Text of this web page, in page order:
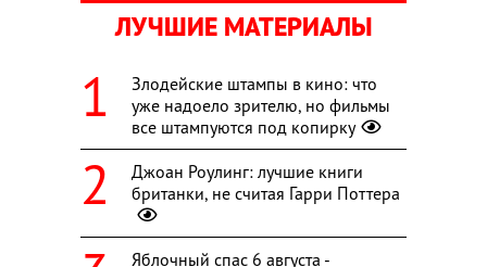
ЛУЧШИЕ МАТЕРИАЛЫ
Злодейские штампы в кино: что
уже надоело зрителю, но фильмы
все штампуются под копирку
Джоан Роулинг: лучшие книги
британки, не считая Гарри Поттера
Яблочный спас 6 августа -